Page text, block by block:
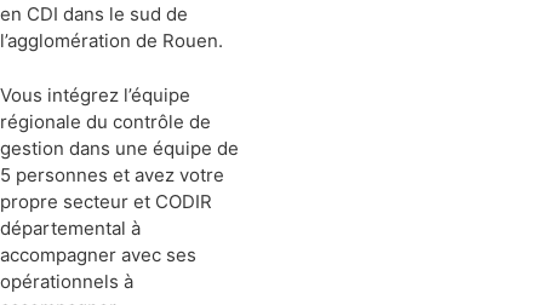
en CDI dans le sud de
l’agglomération de Rouen.
Vous intégrez l’équipe
régionale du contrôle de
gestion dans une équipe de
5 personnes et avez votre
propre secteur et CODIR
départemental à
accompagner avec ses
opérationnels à